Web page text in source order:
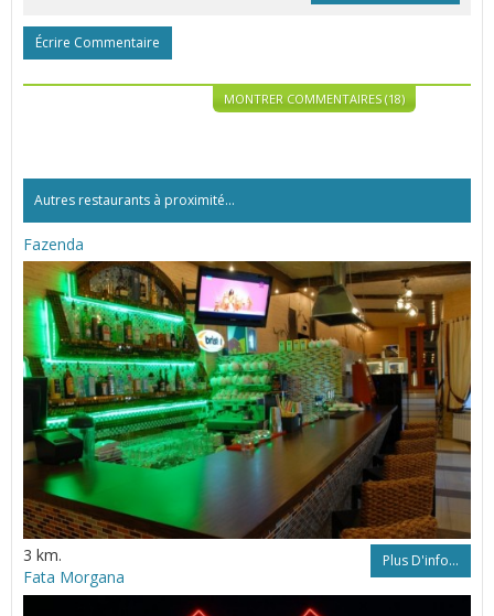
Écrire Commentaire
MONTRER COMMENTAIRES (18)
Autres restaurants à proximité...
Fazenda
3 km. Plus D'info...
Fata Morgana